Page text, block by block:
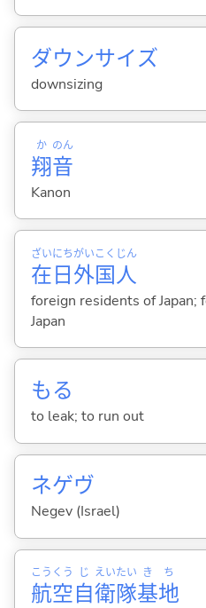
ダウンサイズ
downsizing
翔
か
音
のん
Kanon
在
ざい
日
にち
外
がい
国
こく
人
じん
foreign residents of Japan;
Japan
もる
to leak; to run out
ネゲヴ
Negev (Israel)
航
こう
空
くう
自
じ
衛
えい
隊
たい
基
き
地
ち